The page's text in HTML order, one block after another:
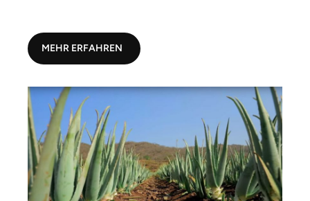
MEHR ERFAHREN